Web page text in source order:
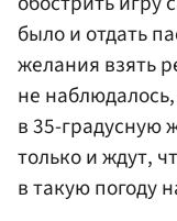
было и отдать
желания взять
не
в 35-градусную
только и ждут,
в такую погоду